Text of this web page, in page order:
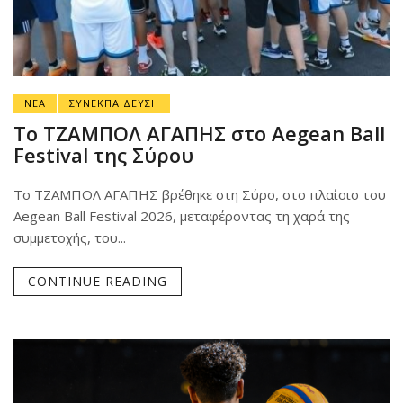
ΝΕΑ ΣΥΝΕΚΠΑΙΔΕΥΣΗ
Το ΤΖΑΜΠΟΛ ΑΓΑΠΗΣ στο Aegean Ball
Festival της Σύρου
Το ΤΖΑΜΠΟΛ ΑΓΑΠΗΣ βρέθηκε στη Σύρο, στο πλαίσιο του
Aegean Ball Festival 2026, μεταφέροντας τη χαρά της
συμμετοχής, του...
CONTINUE READING